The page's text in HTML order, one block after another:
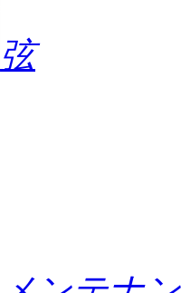
弦